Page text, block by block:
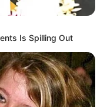
Is Spilling Out